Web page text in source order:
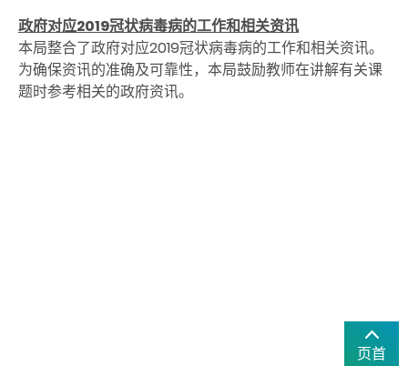
政府对应2019冠状病毒病的工作和相关资讯
本局整合了政府对应2019冠状病毒病的工作和相关资讯。
为确保资讯的准确及可靠性，本局鼓励教师在讲解有关课
题时参考相关的政府资讯。
页首